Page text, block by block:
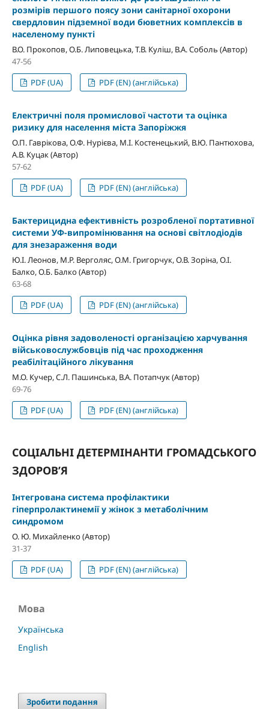
розмірів першого поясу зони санітарної охорони
свердловин підземної води бюветних комплексів в
населеному пункті
В.О. Прокопов, О.Б. Липовецька, Т.В. Куліш, В.А. Соболь (Автор)
47-56
PDF (UA)
PDF (EN) (англійська)
Електричні поля промислової частоти та оцінка
ризику для населення міста Запоріжжя
О.П. Гаврікова, О.Ф. Нурієва, М.І. Костенецький, В.Ю. Пантюхова,
А.В. Куцак (Автор)
57-62
PDF (UA)
PDF (EN) (англійська)
Бактерицидна ефективність розробленої портативної
системи УФ-випромінювання на основі світлодіодів
для знезараження води
Ю.І. Леонов, М.Р. Верголяс, О.М. Григорчук, О.В. Зоріна, О.І.
Балко, О.Б. Балко (Автор)
63-68
PDF (UA)
PDF (EN) (англійська)
Оцінка рівня задоволеності організацією харчування
військовослужбовців під час проходження
реабілітаційного лікування
М.О. Кучер, С.Л. Пашинська, В.А. Потапчук (Автор)
69-76
PDF (UA)
PDF (EN) (англійська)
СОЦІАЛЬНІ ДЕТЕРМІНАНТИ ГРОМАДСЬКОГО
ЗДОРОВ’Я
Інтегрована система профілактики
гіперпролактинемії у жінок з метаболічним
синдромом
О. Ю. Михайленко (Автор)
31-37
PDF (UA)
PDF (EN) (англійська)
Мова
Українська
English
Зробити подання